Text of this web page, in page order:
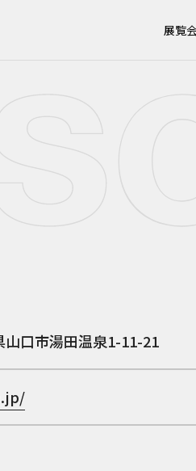
展覧
山口市湯田温泉1-11-21